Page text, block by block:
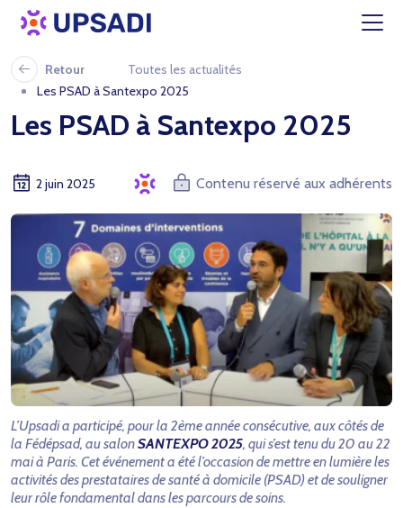
Retour
Toutes les actualités
Les PSAD à Santexpo 2025
Les PSAD à Santexpo 2025
2 juin 2025 Contenu réservé aux adhérents
L’Upsadi a participé, pour la 2ème année consécutive, aux côtés de
la Fédépsad, au salonSANTEXPO 2025, qui s’est tenu du 20 au 22
mai à Paris. Cet événement a été l’occasion de mettre en lumière les
activités des prestataires de santé à domicile (PSAD) et de souligner
leur rôle fondamental dans les parcours de soins.